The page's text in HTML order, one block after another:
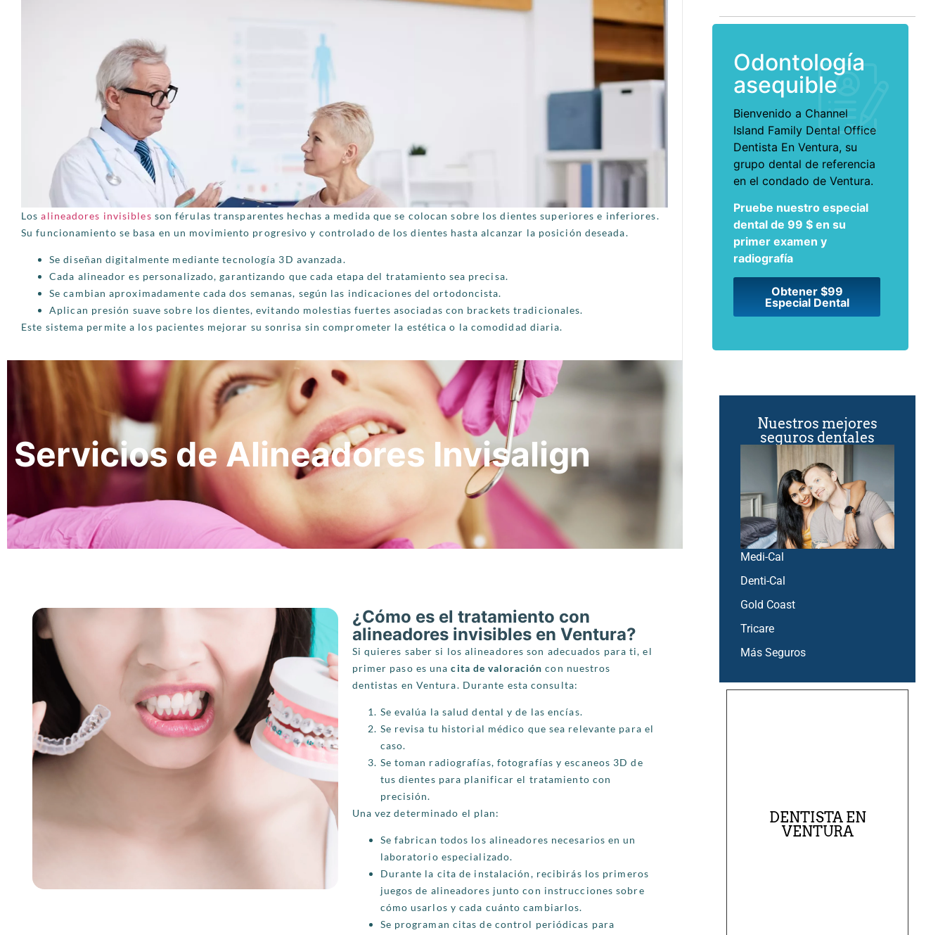
Losalineadores invisibles son férulas transparentes hechas a medida que se colocan sobre los dientes superiores e inferiores.
Su funcionamiento se basa en un movimiento progresivo y controlado de los dientes hasta alcanzar la posición deseada.
Se diseñan digitalmente mediante tecnología 3D avanzada.
Cada alineador es personalizado, garantizando que cada etapa del tratamiento sea precisa.
Se cambian aproximadamente cada dos semanas, según las indicaciones del ortodoncista.
Aplican presión suave sobre los dientes, evitando molestias fuertes asociadas con brackets tradicionales.
Este sistema permite a los pacientes mejorar su sonrisa sin comprometer la estética o la comodidad diaria.
Servicios de Alineadores Invisalign
¿Cómo es el tratamiento con
alineadores invisibles en Ventura?
Si quieres saber si los alineadores son adecuados para ti, el
primer paso es unacita de valoración con nuestros
dentistas en Ventura. Durante esta consulta:
Se evalúa la salud dental y de las encías.
Se revisa tu historial médico que sea relevante para el
caso.
Se toman radiografías, fotografías y escaneos 3D de
tus dientes para planificar el tratamiento con
precisión.
Una vez determinado el plan:
Se fabrican todos los alineadores necesarios en un
laboratorio especializado.
Durante la cita de instalación, recibirás los primeros
juegos de alineadores junto con instrucciones sobre
cómo usarlos y cada cuánto cambiarlos.
Se programan citas de control periódicas para
Odontología
asequible
Bienvenido a Channel
Island Family Dental Office
Dentista En Ventura, su
grupo dental de referencia
en el condado de Ventura.
Pruebe nuestro especial
dental de 99 $ en su
primer examen y
radiografía
Obtener $99
Especial Dental
Nuestros mejores
seguros dentales
Medi-Cal
Denti-Cal
Gold Coast
Tricare
Más Seguros
DENTISTA EN
VENTURA